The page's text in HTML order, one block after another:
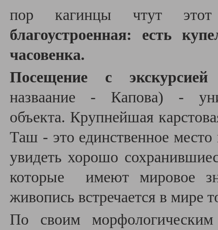
пор кагинцы чтут
благоустроенная: есть
часовенка.
Посещение с
назваание - Капова)
-
объекта. Крупнейшая
Таш - это единственное
увидеть хорошо
которые имеют мировое
живопись встречается в мире
По своим